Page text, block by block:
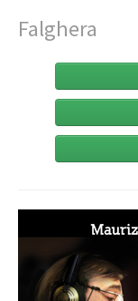
Falghera